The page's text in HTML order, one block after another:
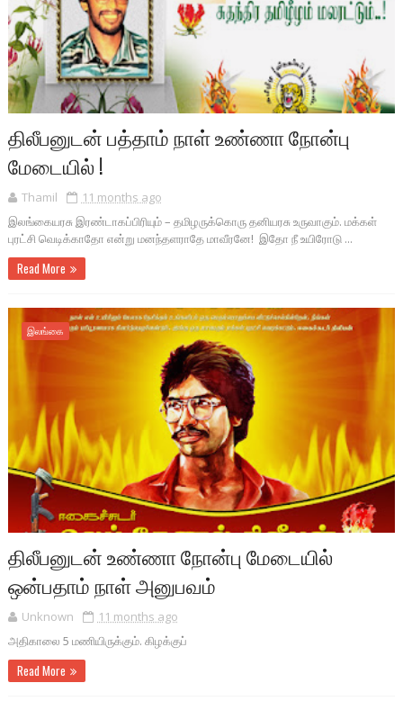
திலீபனுடன் பத்தாம் நாள் உண்ணா நோன்பு
மேடையில் !
Thamil
11 months ago
இலங்கையரசு இரண்டாகப்பிரியும் – தமிழருக்கொரு தனியரசு உருவாகும். மக்கள்
புரட்சி வெடிக்காதோ என்று மனந்தளராதே மாவீரனே! இதோ நீ உயிரோடு ...
Read More
இலங்கை
திலீபனுடன் உண்ணா நோன்பு மேடையில்
ஒன்பதாம் நாள் அனுபவம்
Unknown
11 months ago
அதிகாலை 5 மணியிருக்கும். கிழக்குப்
Read More